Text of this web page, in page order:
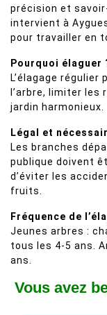
précision et
intervient à
pour travailler en
Pourquoi élaguer
L’élagage
l’arbre, limiter
jardin harmonieux.
Légal et
Les branches
publique doivent
d’éviter les
fruits.
Fréquence de
Jeunes arbres :
tous les 4-5 ans.
ans.
Vous avez